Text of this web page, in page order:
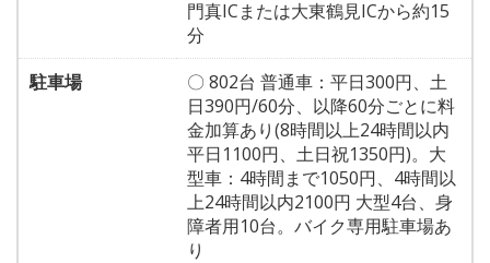
門真ICまたは大東鶴見ICから約15
分
駐車場
〇 802台 普通車：平日300円、土
日390円/60分、以降60分ごとに料
金加算あり(8時間以上24時間以内
平日1100円、土日祝1350円)。大
型車：4時間まで1050円、4時間以
上24時間以内2100円 大型4台、身
障者用10台。バイク専用駐車場あ
り